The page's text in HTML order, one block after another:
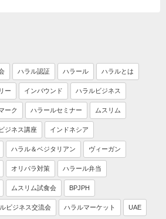
ハラル認証 ハラール ハラルとは
ー インバウンド ハラルビジネス
ーク ハラールセミナー ムスリム
ジネス講座 インドネシア
ハラル＆ベジタリアン ヴィーガン
オリパラ対策 ハラール弁当
ムスリム試食会 BPJPH
ビジネス交流会 ハラルマーケット UAE